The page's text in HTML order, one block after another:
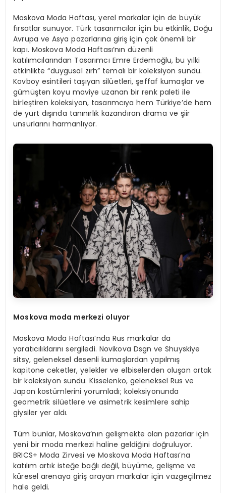
Moskova Moda Haftası, yerel markalar için de büyük
fırsatlar sunuyor. Türk tasarımcılar için bu etkinlik, Doğu
Avrupa ve Asya pazarlarına giriş için çok önemli bir
kapı. Moskova Moda Haftası’nın düzenli
katılımcılarından Tasarımcı Emre Erdemoğlu, bu yılki
etkinlikte “duygusal zırh” temalı bir koleksiyon sundu.
Kovboy esintileri taşıyan silüetleri, şeffaf kumaşlar ve
gümüşten koyu maviye uzanan bir renk paleti ile
birleştiren koleksiyon, tasarımcıya hem Türkiye’de hem
de yurt dışında tanınırlık kazandıran drama ve şiir
unsurlarını harmanlıyor.
Moskova moda merkezi oluyor
Moskova Moda Haftası’nda Rus markalar da
yaratıcılıklarını sergiledi. Novikova Dsgn ve Shuyskiye
sitsy, geleneksel desenli kumaşlardan yapılmış
kapitone ceketler, yelekler ve elbiselerden oluşan ortak
bir koleksiyon sundu. Kisselenko, geleneksel Rus ve
Japon kostümlerini yorumladı; koleksiyonunda
geometrik silüetlere ve asimetrik kesimlere sahip
giysiler yer aldı.
Tüm bunlar, Moskova’nın gelişmekte olan pazarlar için
yeni bir moda merkezi haline geldiğini doğruluyor.
BRICS+ Moda Zirvesi ve Moskova Moda Haftası’na
katılım artık isteğe bağlı değil, büyüme, gelişme ve
küresel arenaya giriş arayan markalar için vazgeçilmez
hale geldi.